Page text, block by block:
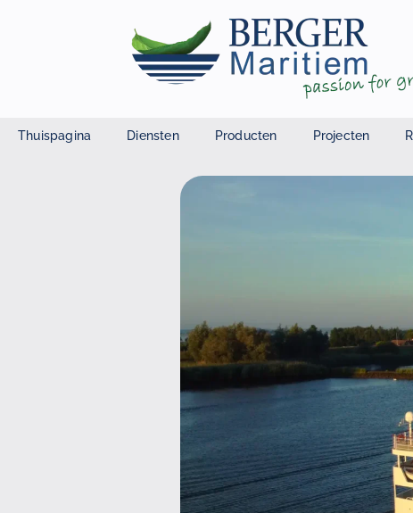
Thuispagina Diensten Producten Projecten